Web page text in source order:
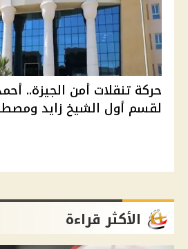
حركة تنقلات أمن الجيزة..
لقسم أول الشيخ زايد
الأكثر قراءة